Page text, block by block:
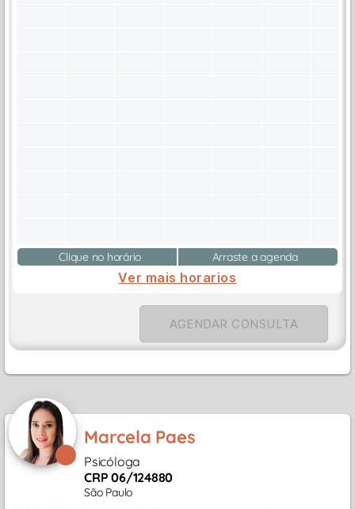
Clique no horário Arraste a agenda
Ver mais horarios
AGENDAR CONSULTA
Marcela Paes
Psicóloga
CRP 06/124880
São Paulo